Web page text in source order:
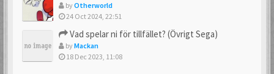
byOtherworld
24 Oct 2024, 22:51
Vad spelar ni för tillfället? (Övrigt Sega)
byMackan
18 Dec 2023, 11:08